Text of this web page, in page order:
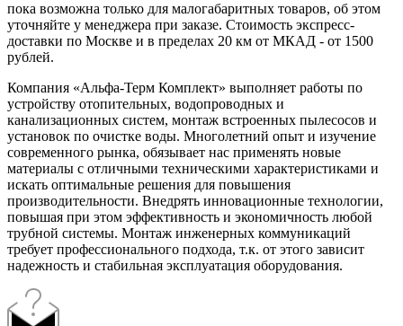
пока возможна только для малогабаритных товаров, об этом
уточняйте у менеджера при заказе. Стоимость экспресс-
доставки по Москве и в пределах 20 км от МКАД - от 1500
рублей.
Компания «Альфа-Терм Комплект» выполняет работы по
устройству отопительных, водопроводных и
канализационных систем, монтаж встроенных пылесосов и
установок по очистке воды. Многолетний опыт и изучение
современного рынка, обязывает нас применять новые
материалы с отличными техническими характеристиками и
искать оптимальные решения для повышения
производительности. Внедрять инновационные технологии,
повышая при этом эффективность и экономичность любой
трубной системы. Монтаж инженерных коммуникаций
требует профессионального подхода, т.к. от этого зависит
надежность и стабильная эксплуатация оборудования.